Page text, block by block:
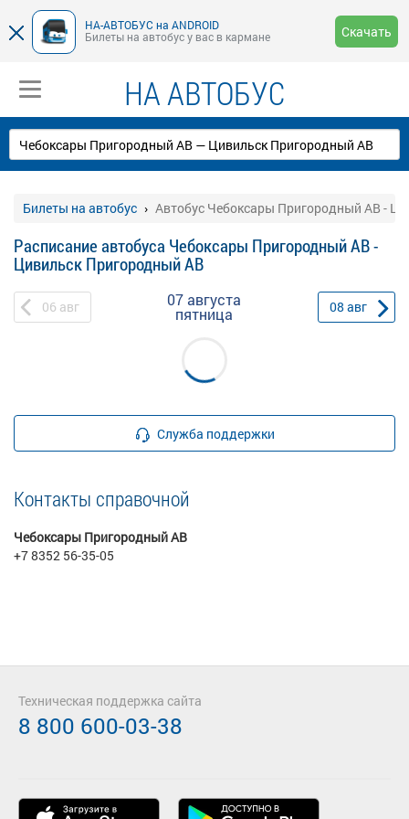
НА-АВТОБУС на ANDROID
Билеты на автобус у вас в кармане
Скачать
НА АВТОБУС
Билеты на автобус Автобус Чебоксары Пригородный АВ -
Расписание автобуса Чебоксары Пригородный АВ -
Цивильск Пригородный АВ
06 авг 07 августа
пятница 08 авг
Служба поддержки
Контакты справочной
Чебоксары Пригородный АВ
+7 8352 56-35-05
Техническая поддержка сайта
8 800 600-03-38